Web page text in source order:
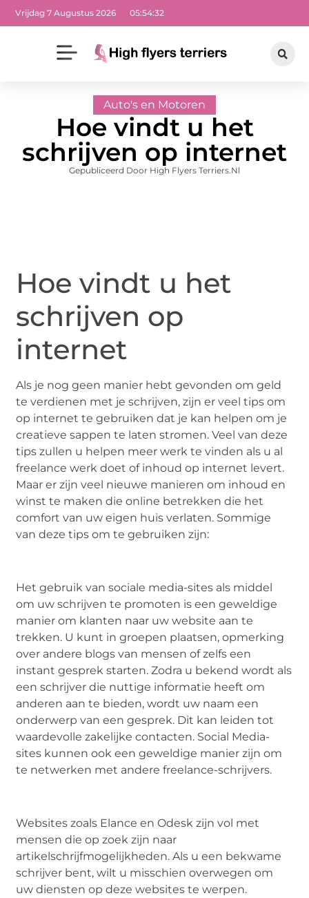
Vrijdag 7 Augustus 2026 05:54:33
Auto's en Motoren
Hoe vindt u het
schrijven op internet
Gepubliceerd Door High Flyers Terriers.nl
Hoe vindt u het
schrijven op
internet
Als je nog geen manier hebt gevonden om geld
te verdienen met je schrijven, zijn er veel tips om
op internet te gebruiken dat je kan helpen om je
creatieve sappen te laten stromen. Veel van deze
tips zullen u helpen meer werk te vinden als u al
freelance werk doet of inhoud op internet levert.
Maar er zijn veel nieuwe manieren om inhoud en
winst te maken die online betrekken die het
comfort van uw eigen huis verlaten. Sommige
van deze tips om te gebruiken zijn:
Het gebruik van sociale media-sites als middel
om uw schrijven te promoten is een geweldige
manier om klanten naar uw website aan te
trekken. U kunt in groepen plaatsen, opmerking
over andere blogs van mensen of zelfs een
instant gesprek starten. Zodra u bekend wordt als
een schrijver die nuttige informatie heeft om
anderen aan te bieden, wordt uw naam een
onderwerp van een gesprek. Dit kan leiden tot
waardevolle zakelijke contacten. Social Media-
sites kunnen ook een geweldige manier zijn om
te netwerken met andere freelance-schrijvers.
Websites zoals Elance en Odesk zijn vol met
mensen die op zoek zijn naar
artikelschrijfmogelijkheden. Als u een bekwame
schrijver bent, wilt u misschien overwegen om
uw diensten op deze websites te werpen.